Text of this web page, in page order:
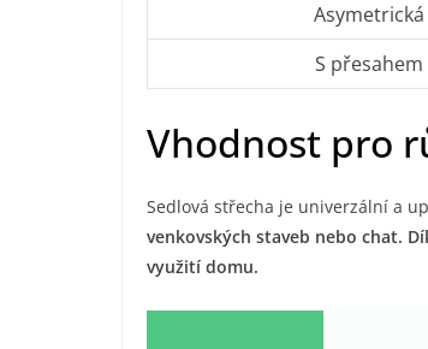
Asymetrická
S přesahem
Vhodnost pro
Sedlová střecha je univerzální a
venkovských staveb nebo chat.
využití domu.